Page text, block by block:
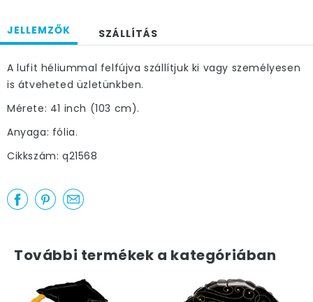
JELLEMZŐK SZÁLLÍTÁS
A lufit héliummal felfújva szállítjuk ki vagy személyesen
is átveheted üzletünkben.
Mérete: 41 inch (103 cm).
Anyaga: fólia.
Cikkszám: q21568
További termékek a kategóriában